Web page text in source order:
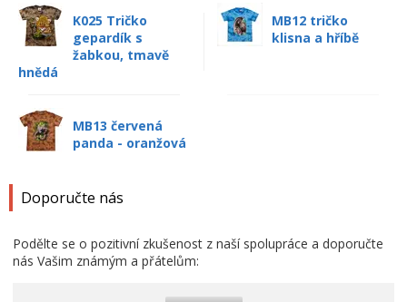
K025 Tričko
gepardík s
žabkou, tmavě
hnědá
MB12 tričko
klisna a hříbě
MB13 červená
panda - oranžová
Doporučte nás
Podělte se o pozitivní zkušenost z naší spolupráce a doporučte
nás Vašim známým a přátelům: